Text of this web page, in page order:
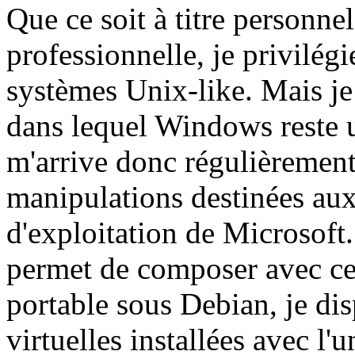
Que ce soit à titre
professionnelle, je
systèmes Unix-like. Mais
dans lequel Windows
m'arrive donc
manipulations destinées
d'exploitation de
permet de composer avec
portable sous Debian, je
virtuelles installées avec